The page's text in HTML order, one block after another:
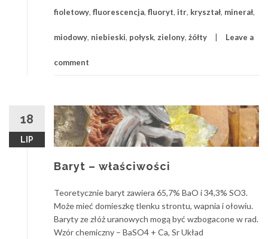
fioletowy, fluorescencja, fluoryt, itr, kryształ, minerał,
miodowy, niebieski, połysk, zielony, żółty Leave a
comment
18
LIP
Baryt – właściwości
Teoretycznie baryt zawiera 65,7% BaO i 34,3% SO3.
Może mieć domieszkę tlenku strontu, wapnia i ołowiu.
Baryty ze złóż uranowych mogą być wzbogacone w rad.
Wzór chemiczny – BaSO4 + Ca, Sr Układ